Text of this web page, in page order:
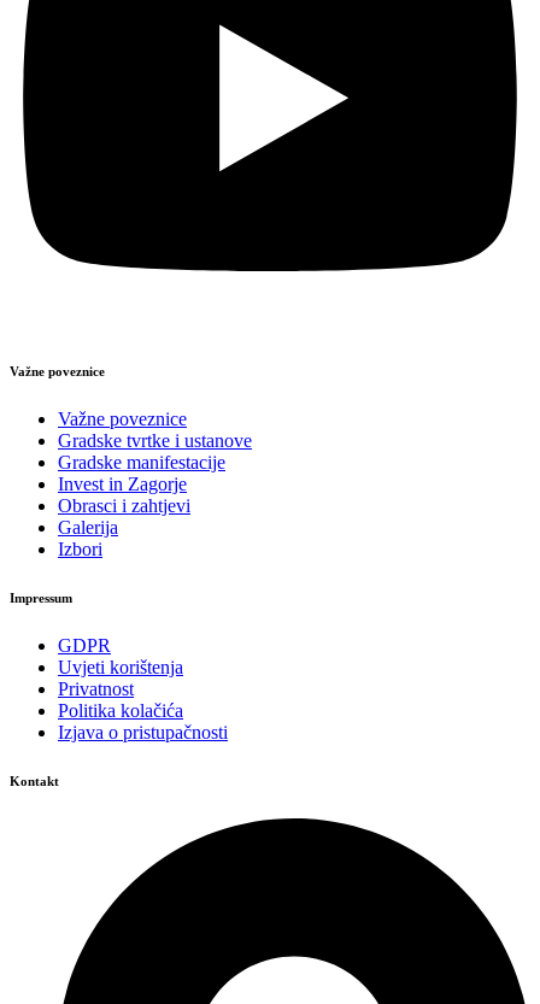
Važne poveznice
Važne poveznice
Gradske tvrtke i ustanove
Gradske manifestacije
Invest in Zagorje
Obrasci i zahtjevi
Galerija
Izbori
Impressum
GDPR
Uvjeti korištenja
Privatnost
Politika kolačića
Izjava o pristupačnosti
Kontakt